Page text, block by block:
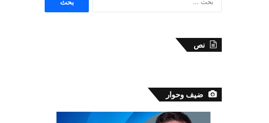
نص
ضيف وحوار